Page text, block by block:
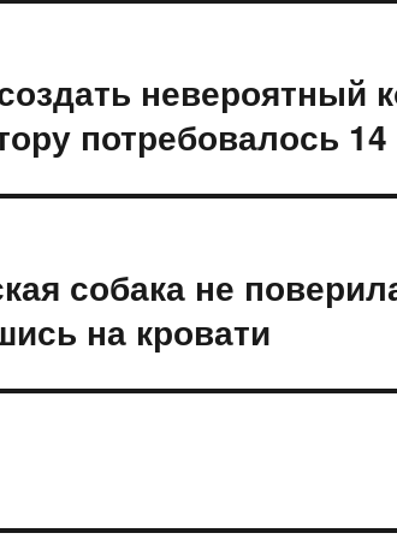
невероятный
потребовалось
собака не
на кровати